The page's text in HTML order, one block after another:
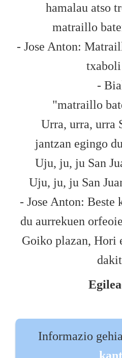
hamalau atso
matraillo
- Jose Anton:
-
"matraillo
Urra, urra, urra
jantzan egingo
Uju, ju, ju San
Uju, ju, ju San
- Jose Anton: Beste
du aurrekuen
Goiko plazan, Hori
Informazio